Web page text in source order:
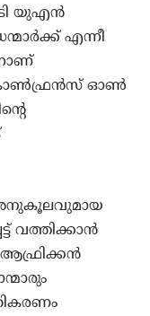
യുഎന്‍
എന്നീ
കോണ്‍ഫ്രന്‍സ് ഓണ്‍
വത്തിക്കാന്‍
ആഫ്രിക്കന്‍